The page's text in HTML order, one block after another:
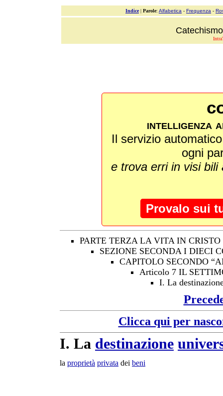
Indice| Parole: Alfabetica - Frequenza -
intelligenza
Il servizio
ogni
e trova erri in visi
Provalo sui
PARTE TERZA LA VITA IN CRISTO
SEZIONE SECONDA I DIECI
CAPITOLO SECONDO
Articolo 7 IL
I. La
Clicca qui per
I. La destinazione
la proprietà privata dei beni